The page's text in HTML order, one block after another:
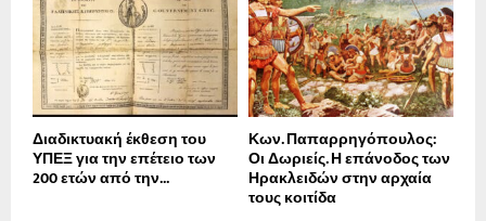
Διαδικτυακή έκθεση του
ΥΠΕΞ για την επέτειο των
200 ετών από την...
Κων. Παπαρρηγόπουλος:
Οι Δωριείς. Η επάνοδος των
Ηρακλειδών στην αρχαία
τους κοιτίδα